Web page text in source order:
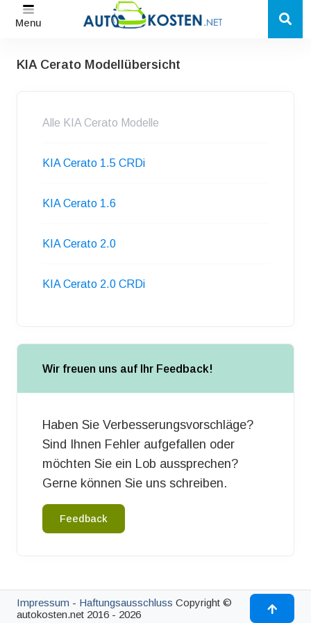
Menu
KIA Cerato Modellübersicht
Alle KIA Cerato Modelle
KIA Cerato 1.5 CRDi
KIA Cerato 1.6
KIA Cerato 2.0
KIA Cerato 2.0 CRDi
Wir freuen uns auf Ihr Feedback!
Haben Sie Verbesserungsvorschläge?
Sind Ihnen Fehler aufgefallen oder
möchten Sie ein Lob aussprechen?
Gerne können Sie uns schreiben.
Feedback
Impressum - Haftungsausschluss Copyright ©
autokosten.net 2016 - 2026